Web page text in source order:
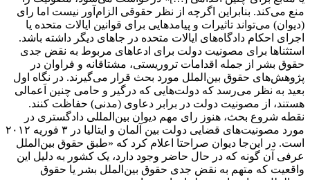
منع می‌کند. بنابراین اگرچه از نظر حقوقی الزام‌آور نیست اما رای
(دیوان) می‌تواند تاثیرات و پیامدهایی برای قوانین ایالات متحده یا
اجرای احکام دادگاه‌های ایالات متحده در جاهای دیگر داشته باشد.
استثناها برای مصونیت دولت برای ادعاهای مربوط به نقض جدی
حقوق بشر از جمله اقدامات تروریستی، مشتاقانه و فراوان در
پژوهش‌های حقوق بین‌الملل مورد بحث قرار می‌گیرند. در نگاه اول
بعید به نظر می‌رسد که دولت‌هایی که درگیر و حامی چنین اَعمالی
هستند، از مصونیت دولت در برابر دعاوی (مدنی) حفاظت کنند.
نقطه شروع بحث، هنوز رای مهم دیوان بین‌المللی دادگستری در
مورد مصونیت‌های قضایی دولت بین آلمان و ایتالیا در ۳ فوریه ۲۰۱۲
است. در این‌جا دیوان صراحتا اعلام کرد که «طبق حقوق بین‌الملل
عرفی آن گونه که در حال حاضر وجود دارد، یک کشور به دلیل این
واقعیت که متهم به نقض جدی حقوق بین‌الملل بشر یا حقوق